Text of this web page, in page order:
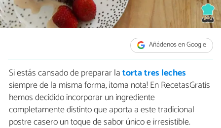
Añádenos en Google
Si estás cansado de preparar latorta tres leches
siempre de la misma forma, ¡toma nota! En RecetasGratis
hemos decidido incorporar un ingrediente
completamente distinto que aporta a este tradicional
postre casero un toque de sabor único e irresistible.